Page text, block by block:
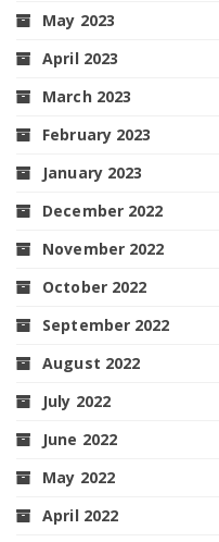
May 2023
April 2023
March 2023
February 2023
January 2023
December 2022
November 2022
October 2022
September 2022
August 2022
July 2022
June 2022
May 2022
April 2022